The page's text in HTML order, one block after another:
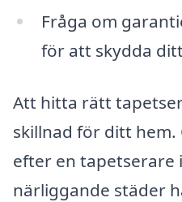
Fråga om
för att skydda
Att hitta rätt
skillnad för ditt
efter en tapetserare
närliggande städer